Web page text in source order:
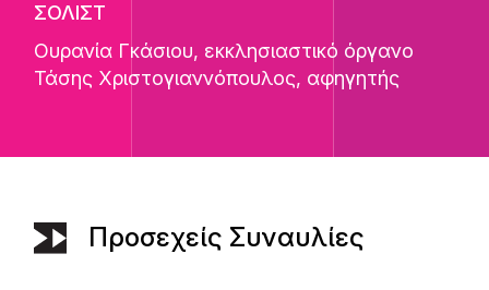
ΣΟΛΙΣΤ
Ουρανία Γκάσιου, εκκλησιαστικό όργανο
Τάσης Χριστογιαννόπουλος, αφηγητής
Προσεχείς Συναυλίες